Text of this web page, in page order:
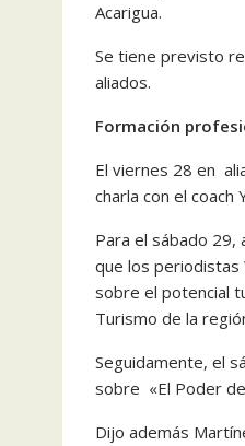
Acarigua.
Se tiene previsto
aliados.
Formación
El viernes 28 en
charla con el
Para el sábado 29,
que los periodistas
sobre el potencial
Turismo de la
Seguidamente, el
sobre «El Poder
Dijo además